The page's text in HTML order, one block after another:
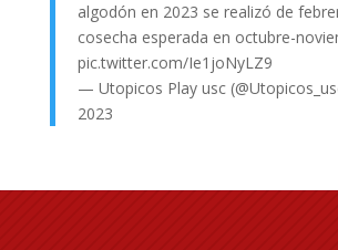
algodón en 2023 se realizó de
cosecha esperada en octubre-
pic.twitter.com/Ie1joNyLZ9
— Utopicos Play usc
2023